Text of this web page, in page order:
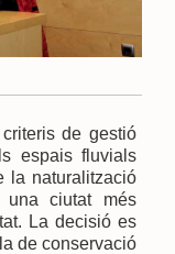
de gestió
espais fluvials
la naturalització
ciutat més
La decisió es
de conservació